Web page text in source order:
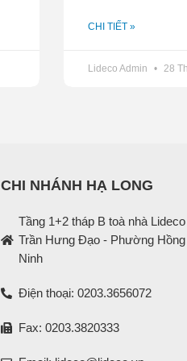
CHI TIẾT »
Lideco Admin 28
CHI NHÁNH HẠ LONG
Tầng 1+2 tháp B toà nhà
Trần Hưng Đạo - Phường
Ninh
Điện thoại: 0203.3656072
Fax: 0203.3820333